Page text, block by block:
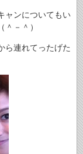
ャンについてもい
－＾）
ら連れてったげた